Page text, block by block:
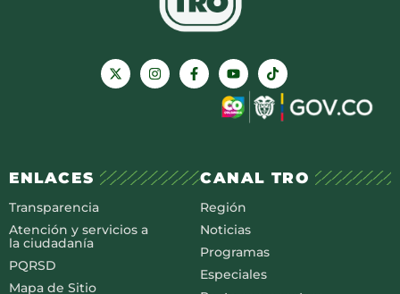
ENLACES
Transparencia
Atención y servicios a
la ciudadanía
PQRSD
Mapa de Sitio
CANAL TRO
Región
Noticias
Programas
Especiales